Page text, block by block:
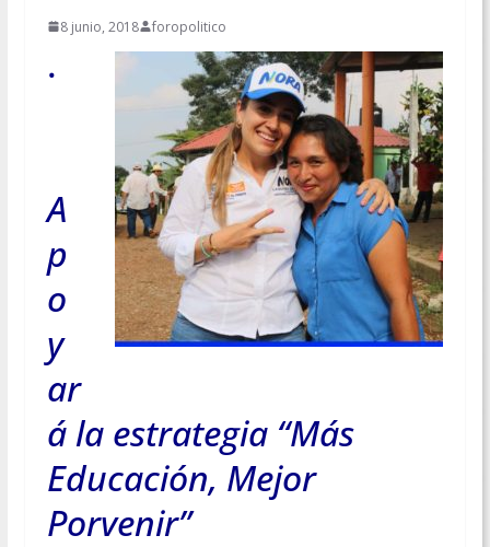
8 junio, 2018 foropolitico
·
A
p
o
y
ar
á la estrategia “Más
Educación, Mejor
Porvenir”